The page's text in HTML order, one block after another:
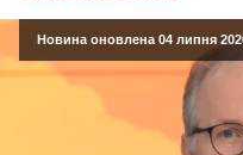
Новина оновлена 04 липня